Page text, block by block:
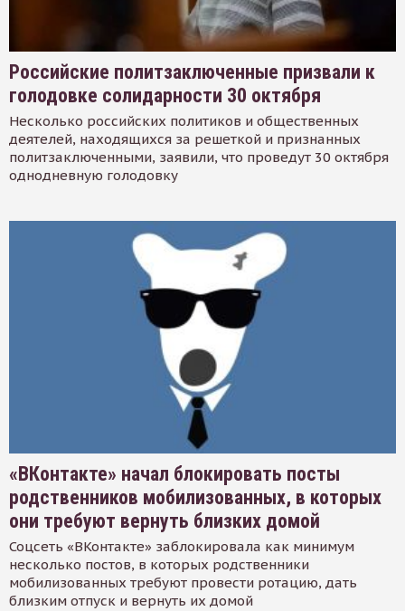
Российские политзаключенные призвали к
голодовке солидарности 30 октября
Несколько российских политиков и общественных
деятелей, находящихся за решеткой и признанных
политзаключенными, заявили, что проведут 30 октября
однодневную голодовку
«ВКонтакте» начал блокировать посты
родственников мобилизованных, в которых
они требуют вернуть близких домой
Соцсеть «ВКонтакте» заблокировала как минимум
несколько постов, в которых родственники
мобилизованных требуют провести ротацию, дать
близким отпуск и вернуть их домой